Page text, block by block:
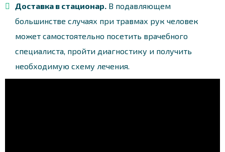
Доставка в стационар. В подавляющем
большинстве случаях при травмах рук человек
может самостоятельно посетить врачебного
специалиста, пройти диагностику и получить
необходимую схему лечения.